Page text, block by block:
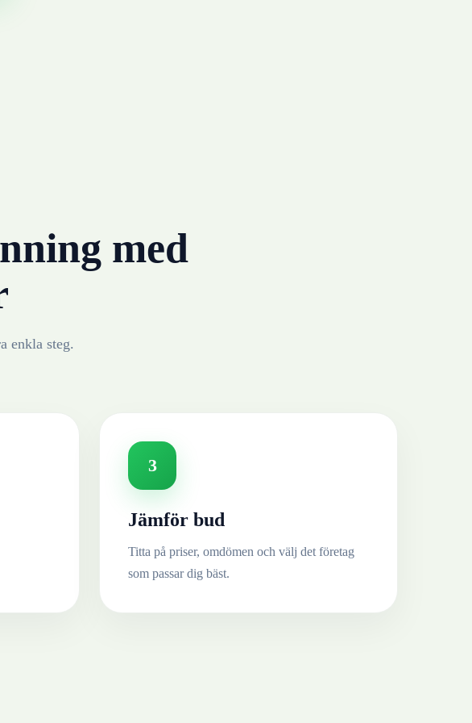
med
enkla steg.
3
Jämför bud
Titta på priser, omdömen och välj det företag
som passar dig bäst.